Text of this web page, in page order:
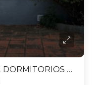
CASA EN ALQUILER DE 2 DORMITORIOS C/ COCHERA EN DURAZNO